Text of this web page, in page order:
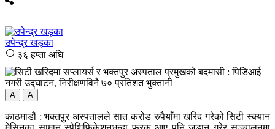
उपेन्द्र खड्का
३६ हप्ता अघि
A A
काठमाडौं : भक्तपुर अस्पतालले सात करोड रुपैयाँमा खरिद गरेको सिटी स्क्यान